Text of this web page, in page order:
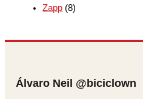
Zapp (8)
Álvaro Neil @biciclown